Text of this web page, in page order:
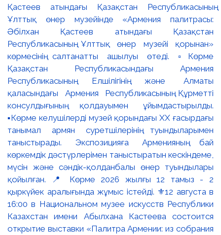
Қастеев атындағы Қазақстан Республикасының
Ұлттық өнер музейінде «Армения палитрасы:
Әбілхан Қастеев атындағы Қазақстан
Республикасының Ұлттық өнер музейі қорынан»
көрмесінің салтанатты ашылуы өтеді. ▫️Көрме
Қазақстан Республикасындағы Армения
Республикасының Елшілігінің және Алматы
қаласындағы Армения Республикасының Құрметті
консулдығының қолдауымен ұйымдастырылды.
▪️Көрме келушілерді музей қорындағы ХХ ғасырдағы
танымал армян суретшілерінің туындыларымен
таныстырады. Экспозицияға Арменияның бай
көркемдік дәстүрлерімен таныстыратын кескіндеме,
мүсін және сәндік-қолданбалы өнер туындылары
қойылған. 📍 Көрме 2026 жылғы 12 тамыз - 2
қыркүйек аралығында жұмыс істейді. ⚜️12 августа в
16:00 в Национальном музее искусств Республики
Казахстан имени Абылхана Кастеева состоится
открытие выставки «Палитра Армении: из собрания